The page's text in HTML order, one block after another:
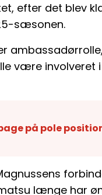
efter det blev
sæsonen.
være involveret
på pole
længe har